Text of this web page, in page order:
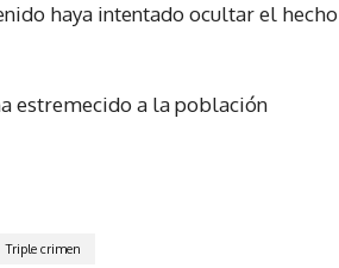
haya intentado ocultar el hecho
estremecido a la población
Triple crimen